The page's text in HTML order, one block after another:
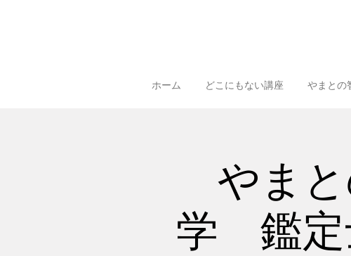
ホーム どこにもない講座 やまとの
やま
学 鑑定